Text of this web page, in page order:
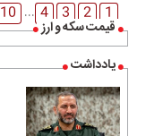
قیمت سکه و ارز
یادداشت
1
2
3
4
...
10